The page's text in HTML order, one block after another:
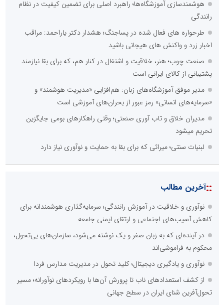
هوشمندسازی آموزشگاه‌ها؛ راهبرد اصلی برای تضمین کیفیت در نظام
رانندگی
طرحواره های فعال شده در پساجنگ؛ هشدار دکتر یاراحمد: مراقب
اخبار زرد و واکنش های هیجانی باشید
صنعت چوب؛ هنر، خلاقیت و اشتغال در کنار هم، که برای بقا نیازمند
پشتیبانی از کالای ایرانی است
مدیر موفق آموزشگاه‌های زبان: هم‌افزایی «مدیریت هوشمند» و
«سرمایه‌های انسانی» رمز عبور از بحران‌های آموزشی است
مدیران خلاق و تاب آوری صنعتی؛ وقتی راهکارهای بومی جایگزین
تحریم میشود
لبنیات سنتی؛ میراثی که برای بقا به حمایت و نوآوری نیاز دارد
::آخرین مطالب
نوآوری و خلاقیت در آموزش رانندگی؛ سرمایه‌گذاری هوشمندانه برای
کاهش آسیب‌های اجتماعی و ارتقای ایمنی جامعه
در آینده‌ای که به زبان صفر و یک نوشته می‌شود، سازمان‌های بی‌تحول،
محکوم به فراموشی‌اند
نوآوری و یادگیری دیجیتال؛ کلید تحول در مدیریت مدارس فردا
از کشف استعدادهای ناب تا پرورش آن‌ها با رویکردهای نوآورانه؛ مسیر
تحول‌آفرین شنای ایران در سطح جهانی